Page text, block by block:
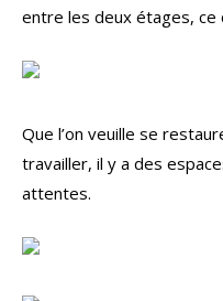
entre les deux étages, ce
Que l’on veuille se
travailler, il y a des
attentes.